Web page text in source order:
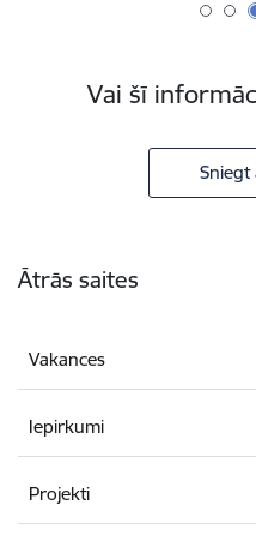
Vai šī
Sniegt
Ātrās saites
Vakances
Iepirkumi
Projekti